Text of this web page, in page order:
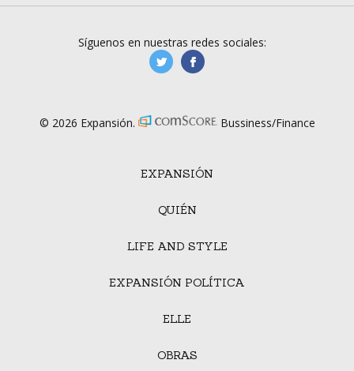
EXPANSIÓN
QUIÉN
LIFE AND STYLE
EXPANSIÓN POLÍTICA
ELLE
OBRAS
Síguenos en nuestras redes sociales:
manufacturaGE
© 2026 Expansión. Bussiness/Finance